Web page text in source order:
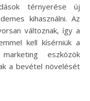
térnyerése új
kihasználni. Az
változnak, így a
kell kísérniük a
eszközök
a bevétel növelését